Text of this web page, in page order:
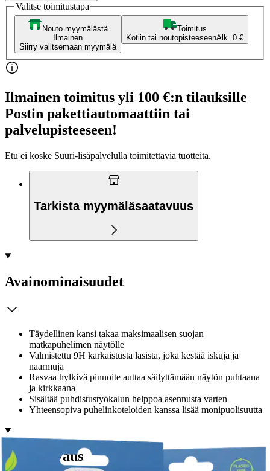
Valitse toimitustapa
Nouto myymälästä
Ilmainen
Siirry valitsemaan myymälä
Toimitus
Kotiin tai noutopisteeseenAlk. 0 €
Ilmainen toimitus yli 100 €:n tilauksille
Postin pakettiautomaattiin tai
palvelupisteeseen!
Etu ei koske Suuri‑lisäpalvelulla toimitettavia tuotteita.
Tarkista myymäläsaatavuus
Avainominaisuudet
Täydellinen kansi takaa maksimaalisen suojan
matkapuhelimen näytölle
Valmistettu 9H karkaistusta lasista, joka kestää iskuja ja
naarmuja
Rasvaa hylkivä pinnoite auttaa säilyttämään näytön puhtaana
ja kirkkaana
Sisältää puhdistustyökalun helppoa asennusta varten
Yhteensopiva puhelinkoteloiden kanssa lisää monipuolisuutta
Tuotekuvaus